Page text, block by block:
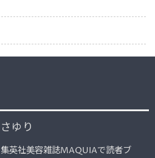
さゆり
集英社美容雑誌MAQUIAで読者ブ